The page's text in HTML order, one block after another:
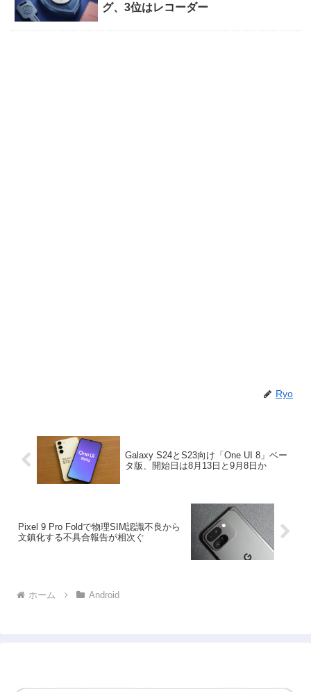
グ、3位はレコーダー
Ryo
Galaxy S24とS23向け「One UI 8」ベー
タ版、開始日は8月13日と9月8日か
Pixel 9 Pro Foldで物理SIM認識不良から
文鎮化する不具合報告が相次ぐ
ホーム Android